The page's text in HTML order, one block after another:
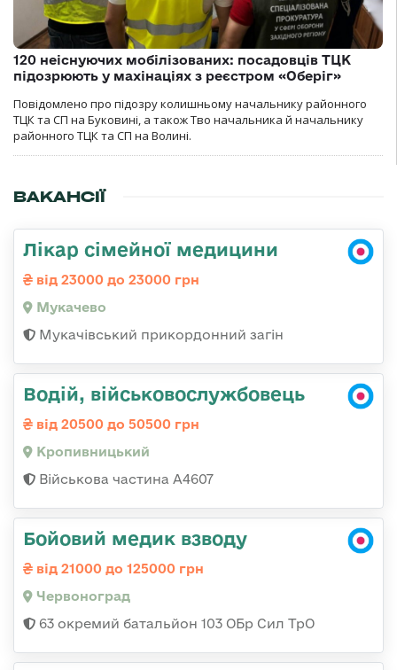
120 неіснуючих мобілізованих: посадовців ТЦК
підозрюють у махінаціях з реєстром «Оберіг»
Повідомлено про підозру колишньому начальнику районного
ТЦК та СП на Буковині, а також Тво начальника й начальнику
районного ТЦК та СП на Волині.
ВАКАНСІЇ
Лікар сімейної медицини
від 23000 до 23000 грн
Мукачево
Мукачівський прикордонний загін
Водій, військовослужбовець
від 20500 до 50500 грн
Кропивницький
Військова частина А4607
Бойовий медик взводу
від 21000 до 125000 грн
Червоноград
63 окремий батальйон 103 ОБр Сил ТрО